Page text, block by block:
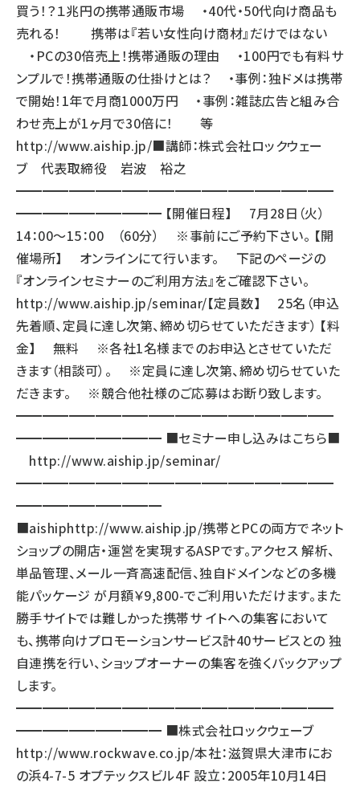
買う！？１兆円の携帯通販市場 ・40代・50代向け商品も
売れる！ 携帯は『若い女性向け商材』だけではない
・PCの30倍売上！携帯通販の理由 ・100円でも有料サ
ンプルで！携帯通販の仕掛けとは？ ・事例：独ドメは携帯
で開始！1年で月商1000万円 ・事例：雑誌広告と組み合
わせ売上が1ヶ月で30倍に！ 等
http://www.aiship.jp/■講師：株式会社ロックウェー
ブ 代表取締役 岩波 裕之
━━━━━━━━━━━━━━━━━━━━━━━━
━━━━━━━━━━━ 【開催日程】 7月28日（火）
14：00～15：00 （60分） ※事前にご予約下さい。 【開
催場所】 オンラインにて行います。 下記のページの
『オンラインセミナーのご利用方法』をご確認下さい。
http://www.aiship.jp/seminar/【定員数】 25名（申込
先着順、定員に達し次第、締め切らせていただきます） 【料
金】 無料 ※各社1名様までのお申込とさせていただ
きます（相談可）。 ※定員に達し次第、締め切らせていた
だきます。 ※競合他社様のご応募はお断り致します。
━━━━━━━━━━━━━━━━━━━━━━━━
━━━━━━━━━━━ ■セミナー申し込みはこちら■
http://www.aiship.jp/seminar/
━━━━━━━━━━━━━━━━━━━━━━━━
━━━━━━━━━━━
■aishiphttp://www.aiship.jp/携帯とPCの両方でネット
ショップの開店・運営を実現するASPです。アクセス 解析、
単品管理、メール一斉高速配信、独自ドメインなどの多機
能パッケージ が月額￥9,800-でご利用いただけます。また
勝手サイトでは難しかった携帯サ イトへの集客において
も、携帯向けプロモーションサービス計40サービスとの 独
自連携を行い、ショップオーナーの集客を強くバックアップ
します。
━━━━━━━━━━━━━━━━━━━━━━━━
━━━━━━━━━━━ ■株式会社ロックウェーブ
http://www.rockwave.co.jp/本社：滋賀県大津市にお
の浜4-7-5 オプテックスビル4F 設立：2005年10月14日